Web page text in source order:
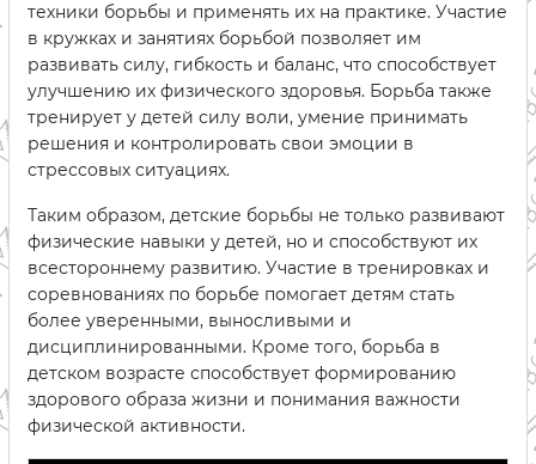
техники борьбы и применять их на практике. Участие
в кружках и занятиях борьбой позволяет им
развивать силу, гибкость и баланс, что способствует
улучшению их физического здоровья. Борьба также
тренирует у детей силу воли, умение принимать
решения и контролировать свои эмоции в
стрессовых ситуациях.
Таким образом, детские борьбы не только развивают
физические навыки у детей, но и способствуют их
всестороннему развитию. Участие в тренировках и
соревнованиях по борьбе помогает детям стать
более уверенными, выносливыми и
дисциплинированными. Кроме того, борьба в
детском возрасте способствует формированию
здорового образа жизни и понимания важности
физической активности.